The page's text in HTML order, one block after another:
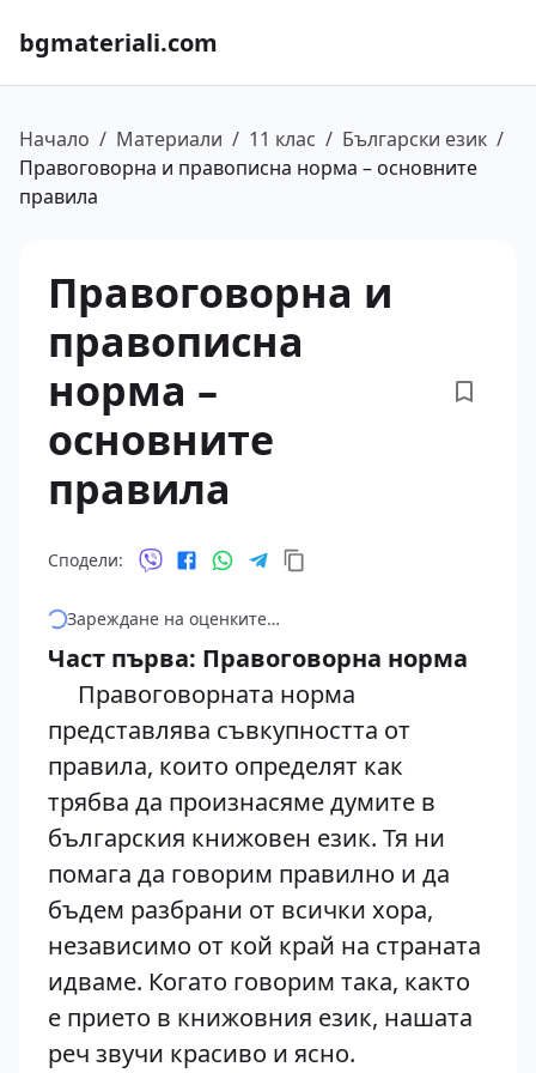
bgmateriali.com
Начало / Материали / 11 клас / Български език /
Правоговорна и правописна норма – основните
правила
Правоговорна и
правописна
норма –
основните
правила
Сподели:
Зареждане на оценките…
Част първа: Правоговорна норма
Правоговорната норма
представлява съвкупността от
правила, които определят как
трябва да произнасяме думите в
българския книжовен език. Тя ни
помага да говорим правилно и да
бъдем разбрани от всички хора,
независимо от кой край на страната
идваме. Когато говорим така, както
е прието в книжовния език, нашата
реч звучи красиво и ясно.